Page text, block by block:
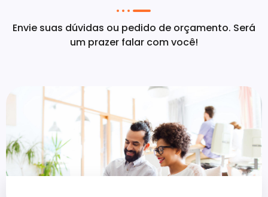
Envie suas dúvidas ou pedido de orçamento. Será
um prazer falar com você!